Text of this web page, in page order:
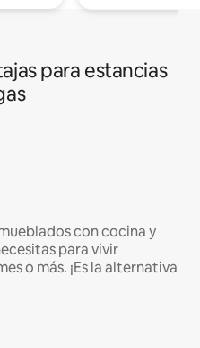
para estancias
con cocina y
para vivir
o más. ¡Es la alternativa